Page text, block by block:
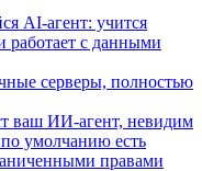
AI-агент: учится
работает с данными
серверы, полностью
ваш ИИ-агент, невидим
умолчанию есть
правами